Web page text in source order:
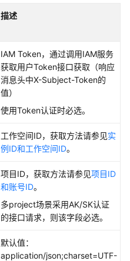
描述
IAM Token，通过调用IAM服务
获取用户Token接口获取（响应
消息头中X-Subject-Token的
值）
使用Token认证时必选。
工作空间ID，获取方法请参见实
例ID和工作空间ID。
项目ID，获取方法请参见项目ID
和账号ID。
多project场景采用AK/SK认证
的接口请求，则该字段必选。
默认值：
application/json;charset=UTF-